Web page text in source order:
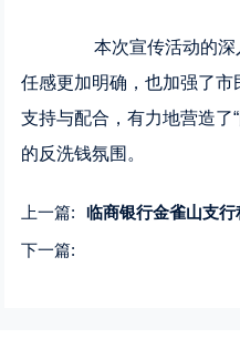
本次宣传活动的深
任感更加明确，也加强了市
支持与配合，有力地营造了
的反洗钱氛围。
上一篇:
临商银行金雀山支行积
下一篇: